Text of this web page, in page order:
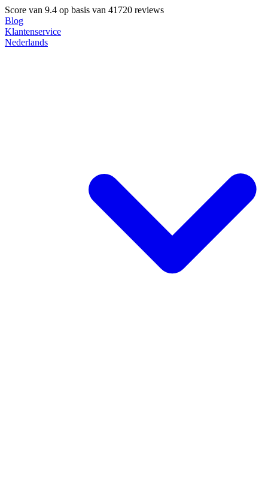
Score van 9.4 op basis van 41720 reviews
Blog
Klantenservice
Nederlands